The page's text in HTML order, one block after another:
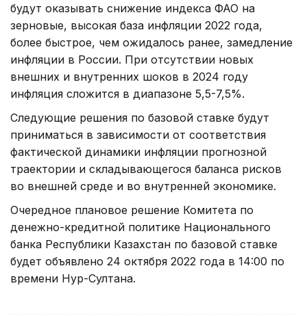
будут оказывать снижение индекса ФАО на
зерновые, высокая база инфляции 2022 года,
более быстрое, чем ожидалось ранее, замедление
инфляции в России. При отсутствии новых
внешних и внутренних шоков в 2024 году
инфляция сложится в диапазоне 5,5-7,5%.
Следующие решения по базовой ставке будут
приниматься в зависимости от соответствия
фактической динамики инфляции прогнозной
траектории и складывающегося баланса рисков
во внешней среде и во внутренней экономике.
Очередное плановое решение Комитета по
денежно-кредитной политике Национального
банка Республики Казахстан по базовой ставке
будет объявлено 24 октября 2022 года в 14:00 по
времени Нур-Султана.